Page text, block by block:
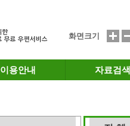
화면크기
이용안내 자료검색